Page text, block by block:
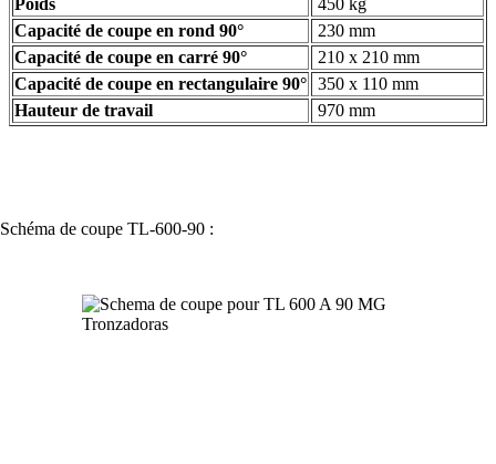
Capacité de coupe en rond 90°
230 mm
Capacité de coupe en carré 90°
210 x 210 mm
Capacité de coupe en rectangulaire 90° 350 x 110 mm
Hauteur de travail
970 mm
Schéma de coupe TL-600-90 :